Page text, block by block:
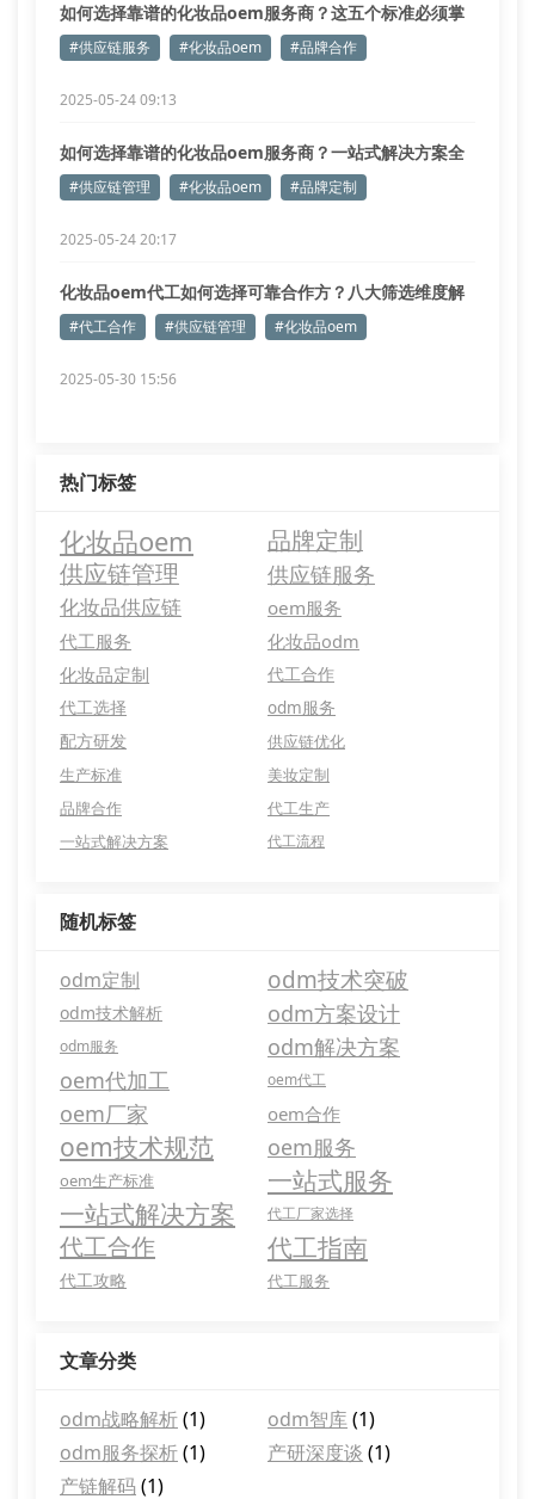
如何选择靠谱的化妆品oem服务商？这五个标准必须掌
握#供应链服务 #化妆品oem #品牌合作
2025-05-24 09:13
如何选择靠谱的化妆品oem服务商？一站式解决方案全
解析
#供应链管理 #化妆品oem #品牌定制
2025-05-24 20:17
化妆品oem代工如何选择可靠合作方？八大筛选维度解
析#代工合作 #供应链管理 #化妆品oem
2025-05-30 15:56
热门标签
化妆品oem
品牌定制
供应链管理
供应链服务
化妆品供应链
oem服务
代工服务
化妆品odm
化妆品定制
代工合作
代工选择
odm服务
配方研发
供应链优化
生产标准
美妆定制
品牌合作
代工生产
一站式解决方案
代工流程
随机标签
odm定制 odm技术突破
odm技术解析 odm方案设计
odm服务
odm解决方案
oem代加工
oem代工
oem厂家 oem合作
oem技术规范 oem服务
oem生产标准
一站式服务
一站式解决方案
代工厂家选择
代工合作 代工指南
代工攻略 代工服务
文章分类
odm战略解析(1) odm智库 (1)
odm服务探析(1) 产研深度谈 (1)
产链解码 (1)